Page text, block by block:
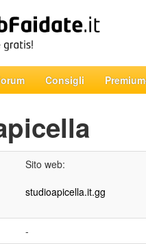
Consigli
Sito web:
studioapicella.it.gg
-